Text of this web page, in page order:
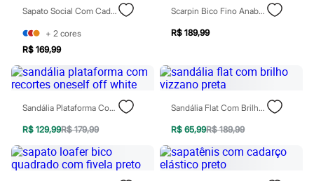
Cintos
Carteiras
Óculos
Relógios
Calçados
Botas
Chinelos
Sapatos
Sandálias e Papetes
Tênis
Acessórios
Bermudas
Sapato Social Com Cadarço Preto
+ 2 cores
R$ 169,99
Scarpin Bico Fino Anabela Preta
R$ 189,99
Sandália Plataforma Com Recortes Oneself Off White
R$ 129,99R$ 179,99
Sandália Flat Com Brilho Vizzano Preta
R$ 65,99R$ 189,99